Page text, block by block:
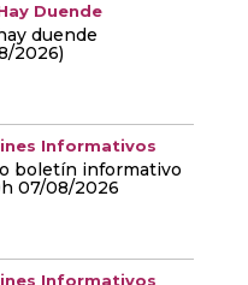
Duende
duende
2026)
Informativos
boletín informativo
07/08/2026
Informativos